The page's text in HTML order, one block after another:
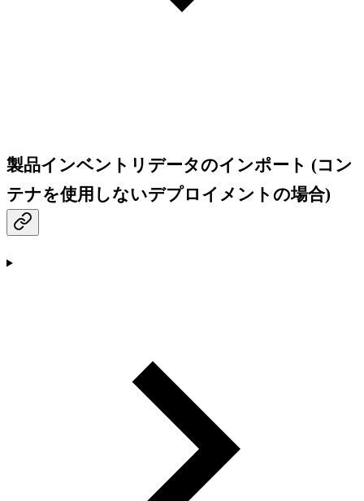
製品インベントリデータのインポート (コン
テナを使用しないデプロイメントの場合)